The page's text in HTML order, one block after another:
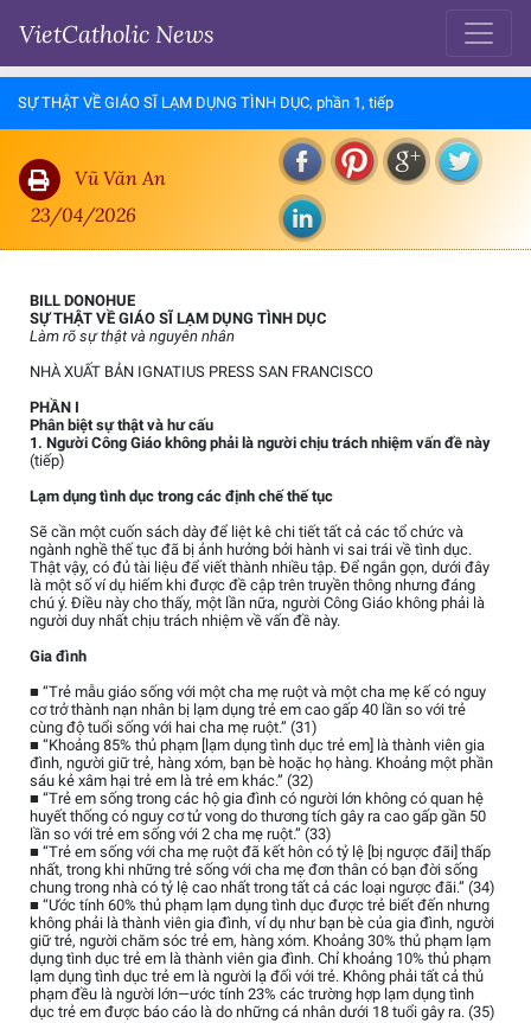
VietCatholic News
SỰ THẬT VỀ GIÁO SĨ LẠM DỤNG TÌNH DỤC, phần 1, tiếp
Vũ Văn An
23/04/2026
BILL DONOHUE
SỰ THẬT VỀ GIÁO SĨ LẠM DỤNG TÌNH DỤC
Làm rõ sự thật và nguyên nhân
NHÀ XUẤT BẢN IGNATIUS PRESS SAN FRANCISCO
PHẦN I
Phân biệt sự thật và hư cấu
1. Người Công Giáo không phải là người chịu trách nhiệm vấn đề này
(tiếp)
Lạm dụng tình dục trong các định chế thế tục
Sẽ cần một cuốn sách dày để liệt kê chi tiết tất cả các tổ chức và
ngành nghề thế tục đã bị ảnh hưởng bởi hành vi sai trái về tình dục.
Thật vậy, có đủ tài liệu để viết thành nhiều tập. Để ngắn gọn, dưới đây
là một số ví dụ hiếm khi được đề cập trên truyền thông nhưng đáng
chú ý. Điều này cho thấy, một lần nữa, người Công Giáo không phải là
người duy nhất chịu trách nhiệm về vấn đề này.
Gia đình
■ “Trẻ mẫu giáo sống với một cha mẹ ruột và một cha mẹ kế có nguy
cơ trở thành nạn nhân bị lạm dụng trẻ em cao gấp 40 lần so với trẻ
cùng độ tuổi sống với hai cha mẹ ruột.” (31)
■ “Khoảng 85% thủ phạm [lạm dụng tình dục trẻ em] là thành viên gia
đình, người giữ trẻ, hàng xóm, bạn bè hoặc họ hàng. Khoảng một phần
sáu kẻ xâm hại trẻ em là trẻ em khác.” (32)
■ “Trẻ em sống trong các hộ gia đình có người lớn không có quan hệ
huyết thống có nguy cơ tử vong do thương tích gây ra cao gấp gần 50
lần so với trẻ em sống với 2 cha mẹ ruột.” (33)
■ “Trẻ em sống với cha mẹ ruột đã kết hôn có tỷ lệ [bị ngược đãi] thấp
nhất, trong khi những trẻ sống với cha mẹ đơn thân có bạn đời sống
chung trong nhà có tỷ lệ cao nhất trong tất cả các loại ngược đãi.” (34)
■ “Ước tính 60% thủ phạm lạm dụng tình dục được trẻ biết đến nhưng
không phải là thành viên gia đình, ví dụ như bạn bè của gia đình, người
giữ trẻ, người chăm sóc trẻ em, hàng xóm. Khoảng 30% thủ phạm lạm
dụng tình dục trẻ em là thành viên gia đình. Chỉ khoảng 10% thủ phạm
lạm dụng tình dục trẻ em là người lạ đối với trẻ. Không phải tất cả thủ
phạm đều là người lớn—ước tính 23% các trường hợp lạm dụng tình
dục trẻ em được báo cáo là do những cá nhân dưới 18 tuổi gây ra. (35)